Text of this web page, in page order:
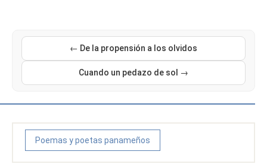
← De la propensión a los olvidos
Cuando un pedazo de sol →
Poemas y poetas panameños